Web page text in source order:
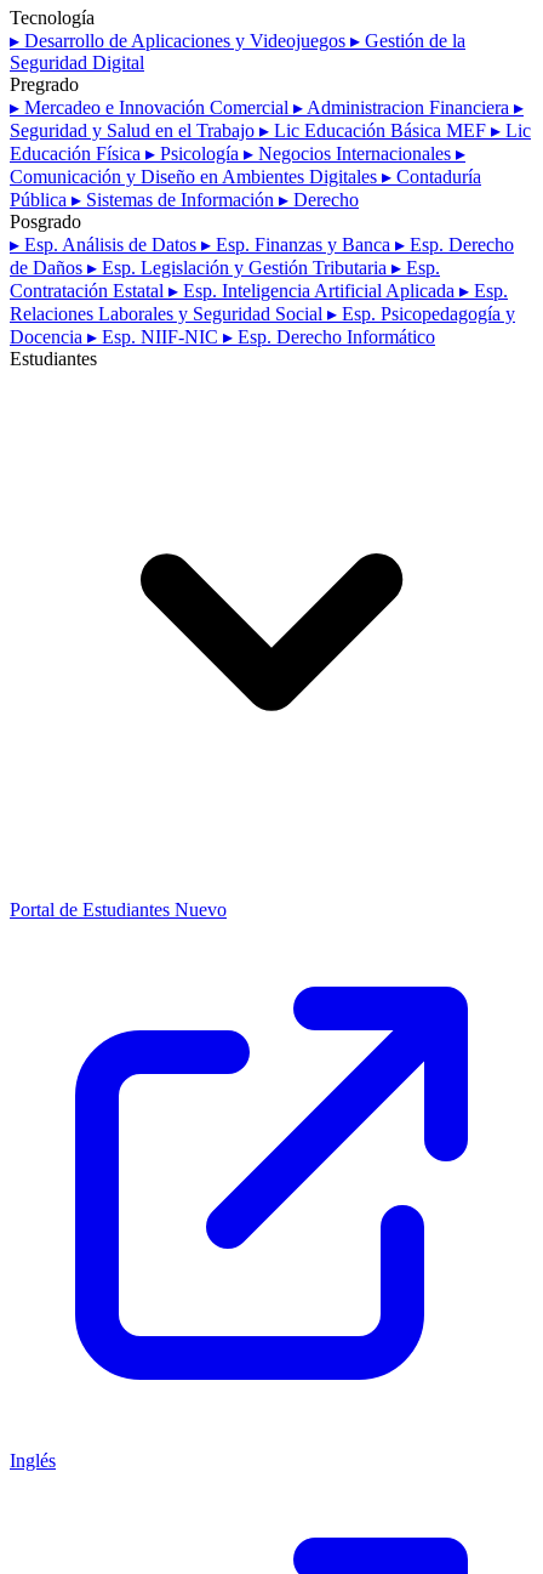
Tecnología
▸ Desarrollo de Aplicaciones y Videojuegos ▸ Gestión de la
Seguridad Digital
Pregrado
▸ Mercadeo e Innovación Comercial ▸ Administracion Financiera ▸
Seguridad y Salud en el Trabajo ▸ Lic Educación Básica MEF ▸ Lic
Educación Física ▸ Psicología ▸ Negocios Internacionales ▸
Comunicación y Diseño en Ambientes Digitales ▸ Contaduría
Pública ▸ Sistemas de Información ▸ Derecho
Posgrado
▸ Esp. Análisis de Datos ▸ Esp. Finanzas y Banca ▸ Esp. Derecho
de Daños ▸ Esp. Legislación y Gestión Tributaria ▸ Esp.
Contratación Estatal ▸ Esp. Inteligencia Artificial Aplicada ▸ Esp.
Relaciones Laborales y Seguridad Social ▸ Esp. Psicopedagogía y
Docencia ▸ Esp. NIIF-NIC ▸ Esp. Derecho Informático
Estudiantes
Portal de Estudiantes Nuevo
Inglés